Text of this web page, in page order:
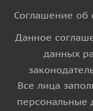
Соглашение об
Данное
данных
Все лица
персональные